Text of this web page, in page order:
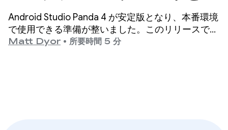
の編集予測で開発をレベルア
ップする
Android Studio Panda 4 が安定版となり、本番環境
で使用できる準備が整いました。このリリースで
は、プランニング モード、次の編集予測などが導
Matt Dyor • 所要時間 5 分